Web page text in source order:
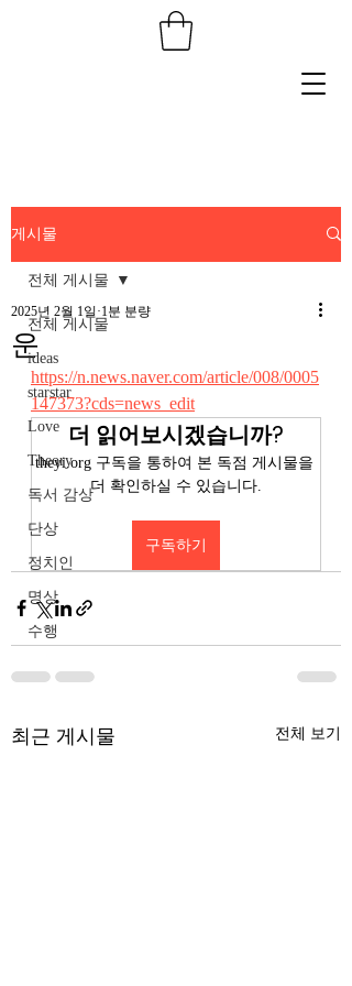
게시물
전체 게시물
ideas
starstar
Love
Theory
독서 감상
단상
정치인
명상
수행
전체 게시물
운
2025년 2월 1일 1분 분량
https://n.news.naver.com/article/008/0005
147373?cds=news_edit
더 읽어보시겠습니까?
theyi.org 구독을 통하여 본 독점 게시물을
더 확인하실 수 있습니다.
구독하기
최근 게시물 전체 보기